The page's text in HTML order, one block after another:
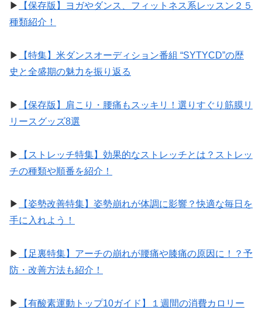
▶︎
【保存版】ヨガやダンス、フィットネス系レッスン２５
種類紹介！
▶︎
【特集】米ダンスオーディション番組 “SYTYCD”の歴
史と全盛期の魅力を振り返る
▶︎
【保存版】肩こり・腰痛もスッキリ！選りすぐり筋膜リ
リースグッズ8選
▶︎
【ストレッチ特集】効果的なストレッチとは？ストレッ
チの種類や順番を紹介！
▶︎
【姿勢改善特集】姿勢崩れが体調に影響？快適な毎日を
手に入れよう！
▶︎
【足裏特集】アーチの崩れが腰痛や膝痛の原因に！？予
防・改善方法も紹介！
▶︎
【有酸素運動トップ10ガイド】１週間の消費カロリー